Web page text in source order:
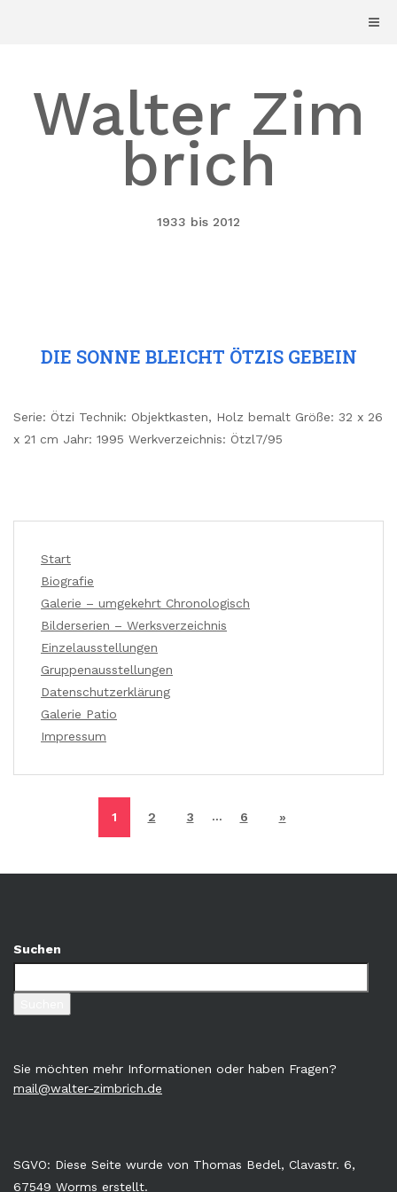
Walter Zim
brich
1933 bis 2012
DIE SONNE BLEICHT ÖTZIS GEBEIN
Serie: Ötzi Technik: Objektkasten, Holz bemalt Größe: 32 x 26
x 21 cm Jahr: 1995 Werkverzeichnis: Ötzl7/95
Start
Biografie
Galerie – umgekehrt Chronologisch
Bilderserien – Werksverzeichnis
Einzelausstellungen
Gruppenausstellungen
Datenschutzerklärung
Galerie Patio
Impressum
1 2 3 … 6 »
Suchen
Sie möchten mehr Informationen oder haben Fragen?
mail@walter-zimbrich.de
SGVO: Diese Seite wurde von Thomas Bedel, Clavastr. 6,
67549 Worms erstellt.